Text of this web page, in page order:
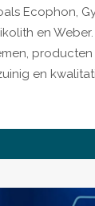
Ecophon,
en
en